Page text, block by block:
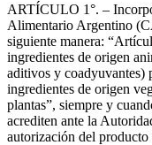
ARTÍCULO 1°. –
Alimentario Argentino
siguiente manera:
ingredientes de origen
aditivos y coadyuvantes)
ingredientes de origen
plantas”, siempre y
acrediten ante la
autorización del